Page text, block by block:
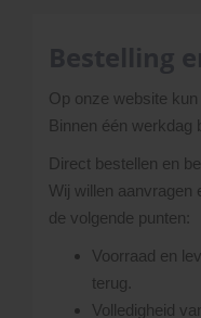
Op onze website
Binnen één werkdag
Direct bestellen en
Wij willen aanvragen
de volgende punten:
Voorraad en
terug.
Volledigheid